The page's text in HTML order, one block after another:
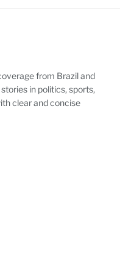
from Brazil and
in politics, sports,
clear and concise